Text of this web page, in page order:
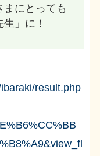
まにとっても
」に！
result.php